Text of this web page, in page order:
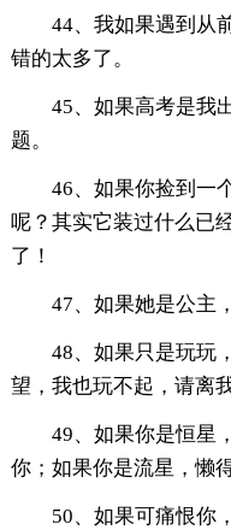
44、我如果遇到从
错的太多了。
45、如果高考是我
题。
46、如果你捡到一
呢？其实它装过什么已
了！
47、如果她是公主
48、如果只是玩玩
望，我也玩不起，请离
49、如果你是恒星
你；如果你是流星，懒
50、如果可痛恨你